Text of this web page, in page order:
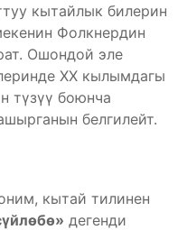
кытайлык билерин
Фолкнердин
Ошондой эле
XX кылымдагы
түзүү боюнча
белгилейт.
кытай тилинен
дегенди